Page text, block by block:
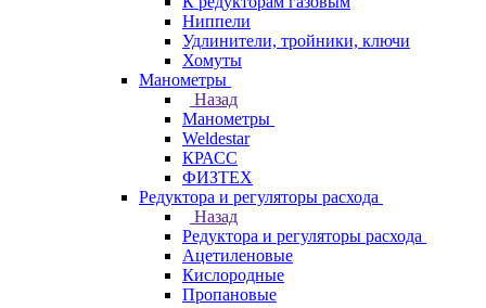
Ниппели
Удлинители, тройники, ключи
Хомуты
Манометры
Назад
Манометры
Weldestar
КРАСС
ФИЗТЕХ
Редуктора и регуляторы расхода
Назад
Редуктора и регуляторы расхода
Ацетиленовые
Кислородные
Пропановые